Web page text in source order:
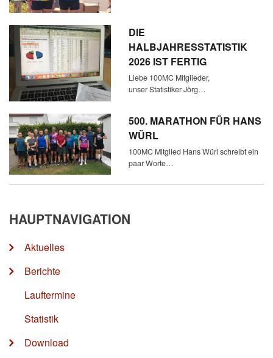
DIE
HALBJAHRESSTATISTIK
2026 IST FERTIG
Liebe 100MC Mitglieder,
unser Statistiker Jörg…
500. MARATHON FÜR HANS
WÜRL
100MC Mitglied Hans Würl schreibt ein
paar Worte…
HAUPTNAVIGATION
Aktuelles
Berichte
Lauftermine
Statistik
Download